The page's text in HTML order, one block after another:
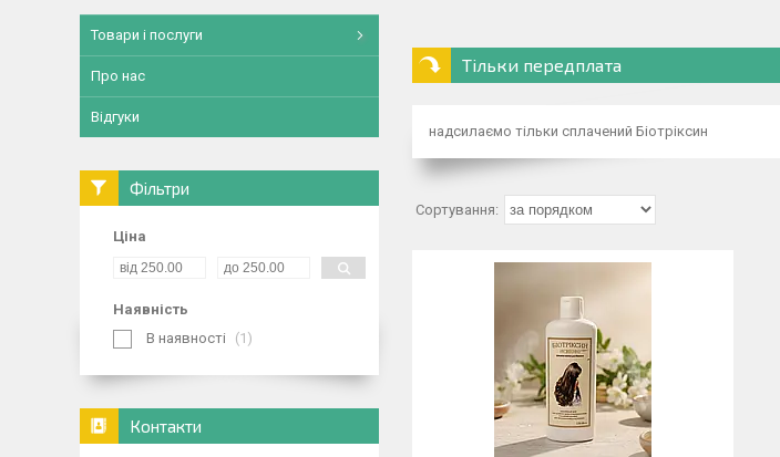
Тільки передплата
надсилаємо тільки сплачений Біотріксин
Товари і послуги
Про нас
Відгуки
Фільтри
Ціна
Наявність
В наявності
1
Контакти